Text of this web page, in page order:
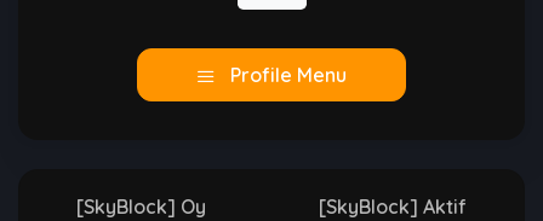
Profile Menu
[SkyBlock] Oy [SkyBlock] Aktif